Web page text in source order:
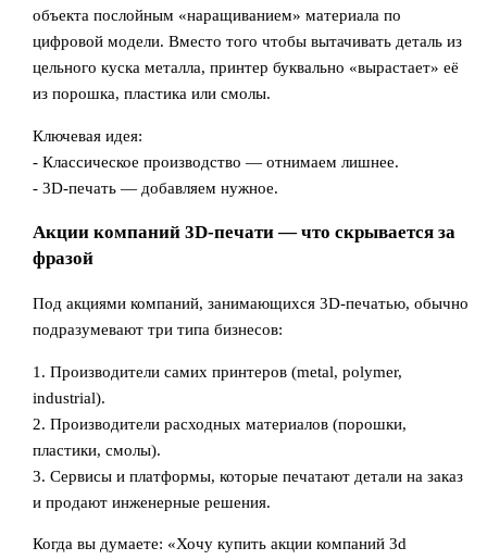
объекта послойным «наращиванием» материала по
цифровой модели. Вместо того чтобы вытачивать деталь из
цельного куска металла, принтер буквально «вырастает» её
из порошка, пластика или смолы.
Ключевая идея:
- Классическое производство — отнимаем лишнее.
- 3D-печать — добавляем нужное.
Акции компаний 3D-печати — что скрывается за
фразой
Под акциями компаний, занимающихся 3D-печатью, обычно
подразумевают три типа бизнесов:
1. Производители самих принтеров (metal, polymer,
industrial).
2. Производители расходных материалов (порошки,
пластики, смолы).
3. Сервисы и платформы, которые печатают детали на заказ
и продают инженерные решения.
Когда вы думаете: «Хочу купить акции компаний 3d